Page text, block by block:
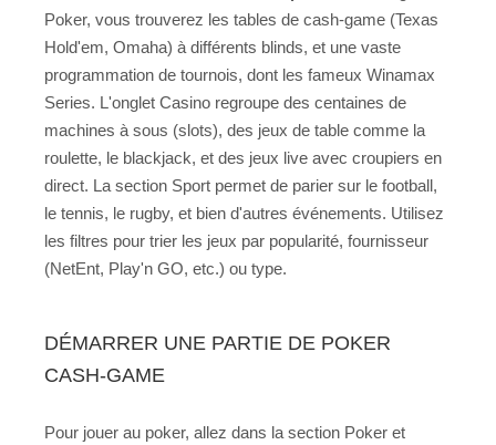
Poker, vous trouverez les tables de cash-game (Texas
Hold'em, Omaha) à différents blinds, et une vaste
programmation de tournois, dont les fameux Winamax
Series. L'onglet Casino regroupe des centaines de
machines à sous (slots), des jeux de table comme la
roulette, le blackjack, et des jeux live avec croupiers en
direct. La section Sport permet de parier sur le football,
le tennis, le rugby, et bien d'autres événements. Utilisez
les filtres pour trier les jeux par popularité, fournisseur
(NetEnt, Play'n GO, etc.) ou type.
DÉMARRER UNE PARTIE DE POKER
CASH-GAME
Pour jouer au poker, allez dans la section Poker et